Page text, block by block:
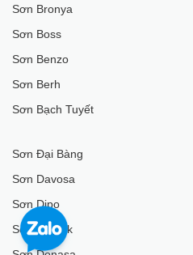
Sơn Bronya
Sơn Boss
Sơn Benzo
Sơn Berh
Sơn Bạch Tuyết
Sơn Đại Bàng
Sơn Davosa
Sơn Dipo
Sơn Domek